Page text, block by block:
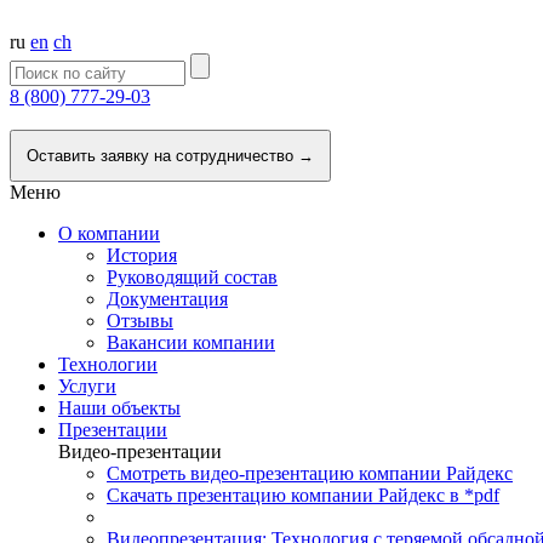
ru en ch
8 (800) 777-29-03
Оставить заявку на сотрудничество →
Меню
О компании
История
Руководящий состав
Документация
Отзывы
Вакансии компании
Технологии
Услуги
Наши объекты
Презентации
Видео-презентации
Смотреть видео-презентацию компании Райдекс
Скачать презентацию компании Райдекс в *pdf
Видеопрезентация: Технология с теряемой